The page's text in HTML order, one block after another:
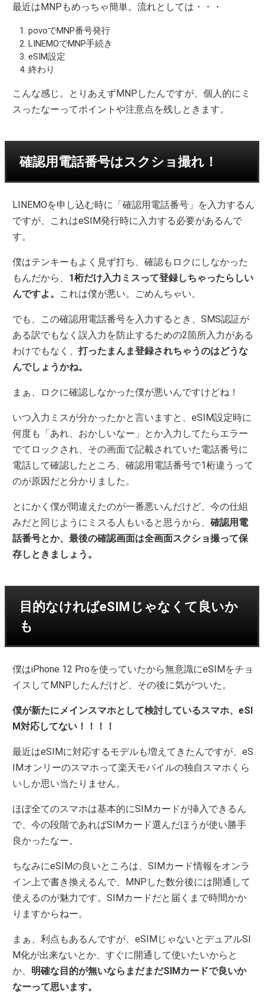
最近はMNPもめっちゃ簡単。流れとしては・・・
povoでMNP番号発行
LINEMOでMNP手続き
eSIM設定
終わり
こんな感じ。とりあえずMNPしたんですが、個人的にミ
スったなーってポイントや注意点を残しときます。
確認用電話番号はスクショ撮れ！
LINEMOを申し込む時に「確認用電話番号」を入力するん
ですが、これはeSIM発行時に入力する必要があるんで
す。
僕はテンキーもよく見ず打ち、確認もロクにしなかった
もんだから、 1桁だけ入力ミスって登録しちゃったらしい
んですよ。 これは僕が悪い。ごめんちゃい。
でも、この確認用電話番号を入力するとき、SMS認証が
ある訳でもなく誤入力を防止するための2箇所入力がある
わけでもなく、打ったまんま登録されちゃうのはどうな
んでしょうかね。
まぁ、ロクに確認しなかった僕が悪いんですけどね！
いつ入力ミスが分かったかと言いますと、eSIM設定時に
何度も「あれ、おかしいなー」とか入力してたらエラー
でてロックされ、その画面で記載されていた電話番号に
電話して確認したところ、確認用電話番号で1桁違うって
のが原因だと分かりました。
とにかく僕が間違えたのが一番悪いんだけど、今の仕組
みだと同じようにミスる人もいると思うから、確認用電
話番号とか、最後の確認画面は全画面スクショ撮って保
存しときましょう。
目的なければeSIMじゃなくて良いか
も
僕はiPhone 12 Proを使っていたから無意識にeSIMをチョ
イスしてMNPしたんだけど、その後に気がついた。
僕が新たにメインスマホとして検討しているスマホ、eSI
M対応してない！！！！
最近はeSIMに対応するモデルも増えてきたんですが、eS
IMオンリーのスマホって楽天モバイルの独自スマホくら
いしか思い当たりません。
ほぼ全てのスマホは基本的にSIMカードが挿入できるん
で、今の段階であればSIMカード選んだほうが使い勝手
良かったなー。
ちなみにeSIMの良いところは、SIMカード情報をオンラ
イン上で書き換えるんで、MNPした数分後には開通して
使えるのが魅力です。SIMカードだと届くまで時間かか
りますからねー。
まぁ、利点もあるんですが、eSIMじゃないとデュアルSI
M化が出来ないとか、すぐに開通して使いたいからと
か、 明確な目的が無いならまだまだSIMカードで良いか
なーって思います。